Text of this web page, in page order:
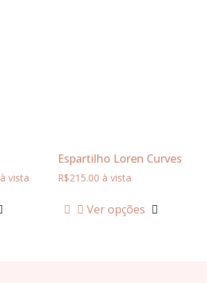
à vista
Espartilho Loren Curves
R$215.00 à vista
Ver opções